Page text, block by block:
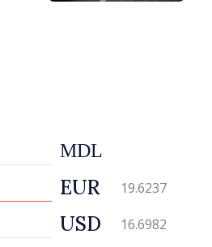
MDL
EUR 19.6237
USD 16.6982